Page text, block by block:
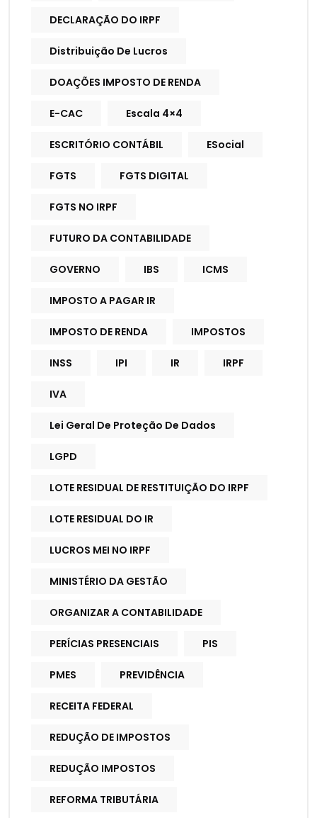
DECLARAÇÃO DO IRPF
Distribuição De Lucros
DOAÇÕES IMPOSTO DE RENDA
E-CAC Escala 4×4
ESCRITÓRIO CONTÁBIL ESocial
FGTS FGTS DIGITAL
FGTS NO IRPF
FUTURO DA CONTABILIDADE
GOVERNO IBS ICMS
IMPOSTO A PAGAR IR
IMPOSTO DE RENDA IMPOSTOS
INSS IPI IR IRPF
IVA
Lei Geral De Proteção De Dados
LGPD
LOTE RESIDUAL DE RESTITUIÇÃO DO IRPF
LOTE RESIDUAL DO IR
LUCROS MEI NO IRPF
MINISTÉRIO DA GESTÃO
ORGANIZAR A CONTABILIDADE
PERÍCIAS PRESENCIAIS PIS
PMES PREVIDÊNCIA
RECEITA FEDERAL
REDUÇÃO DE IMPOSTOS
REDUÇÃO IMPOSTOS
REFORMA TRIBUTÁRIA